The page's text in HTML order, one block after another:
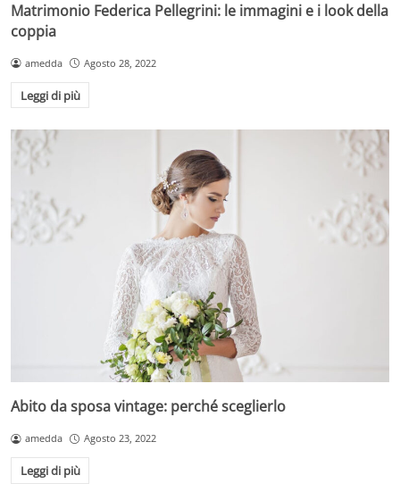
Matrimonio Federica Pellegrini: le immagini e i look della
coppia
amedda Agosto 28, 2022
Leggi di più
Abito da sposa vintage: perché sceglierlo
amedda Agosto 23, 2022
Leggi di più